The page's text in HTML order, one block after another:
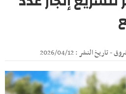
النشر : 2026/04/12